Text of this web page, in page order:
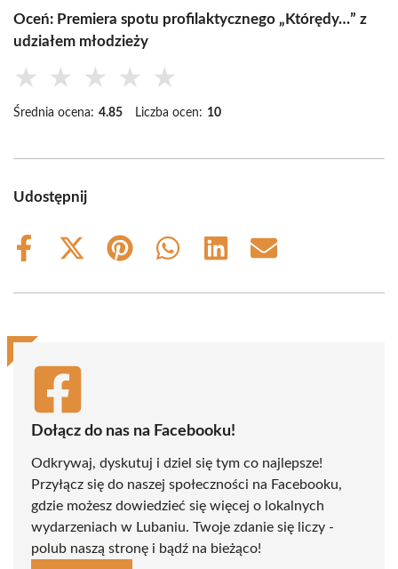
Oceń: Premiera spotu profilaktycznego „Którędy…” z
udziałem młodzieży
★ ★ ★ ★ ★
Średnia ocena: 4.85 Liczba ocen: 10
Udostępnij
Share
Share
(Twitter)
Share
Share
Share
Share
Dołącz do nas na Facebooku!
Odkrywaj, dyskutuj i dziel się tym co najlepsze!
Przyłącz się do naszej społeczności na Facebooku,
gdzie możesz dowiedzieć się więcej o lokalnych
wydarzeniach w Lubaniu. Twoje zdanie się liczy -
polub naszą stronę i bądź na bieżąco!